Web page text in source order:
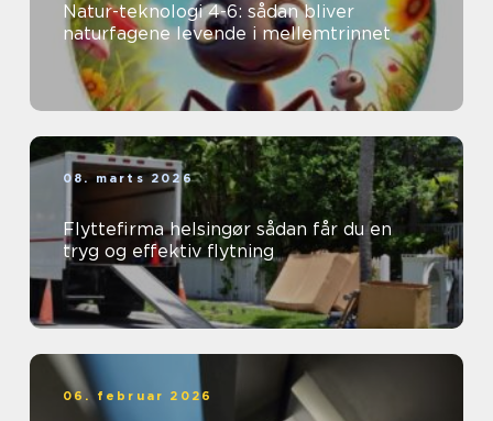
Natur-teknologi 4-6: sådan bliver
naturfagene levende i mellemtrinnet
08. marts 2026
Flyttefirma helsingør sådan får du en
tryg og effektiv flytning
06. februar 2026